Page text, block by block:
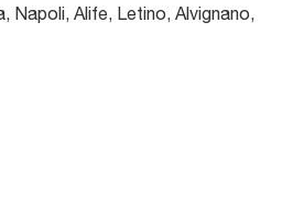
Napoli, Alife, Letino, Alvignano,